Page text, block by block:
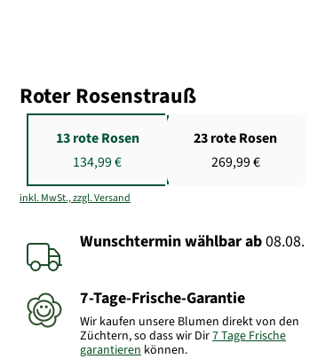
Roter Rosenstrauß
13 rote Rosen
134,99 €
23 rote Rosen
269,99 €
inkl. MwSt., zzgl. Versand
Wunschtermin wählbarab08.08.
7-Tage-Frische-Garantie
Wir kaufen unsere Blumen direkt von den
Züchtern, so dass wir Dir7 Tage Frische
garantieren können.